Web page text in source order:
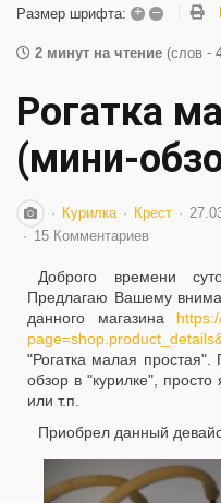
Размер шрифта: + –
2 минут на чтение (слов -
Рогатка
(мини-
Курилка Крест
15 Комментариев
Доброго времени
Предлагаю Вашему
данного магазина
"Рогатка малая
обзор в "курилке",
или т.п.
Приобрел данный